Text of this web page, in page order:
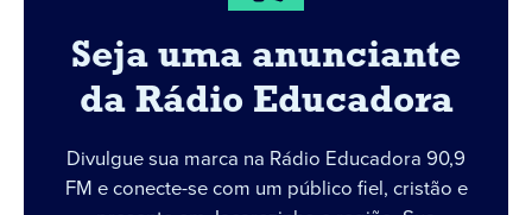
Seja uma anunciante
da Rádio Educadora
Divulgue sua marca na Rádio Educadora 90,9
FM e conecte-se com um público fiel, cristão e